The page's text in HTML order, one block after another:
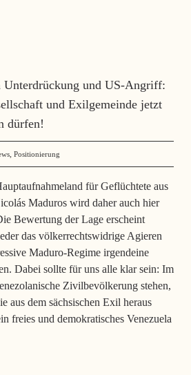
Unterdrückung und US-Angriff:
und Exilgemeinde jetzt
dürfen!
mueller
, Positionierung
für Geflüchtete aus
Maduros wird daher auch hier
Bewertung der Lage erscheint
das völkerrechtswidrige Agieren
Maduro-Regime irgendeine
Dabei sollte für uns alle klar sein: Im
Zivilbevölkerung stehen,
aus dem sächsischen Exil heraus
freies und demokratisches Venezuela